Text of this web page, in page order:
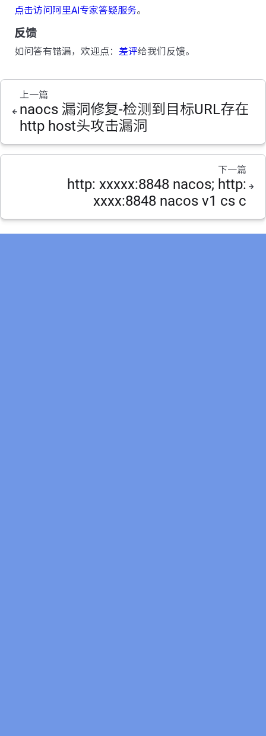
点击访问阿里AI专家答疑服务。
反馈
如问答有错漏，欢迎点： 差评给我们反馈。
上一篇
naocs 漏洞修复-检测到目标URL存在
http host头攻击漏洞
下一篇
http: xxxxx:8848 nacos; http:
xxxx:8848 nacos v1 cs c